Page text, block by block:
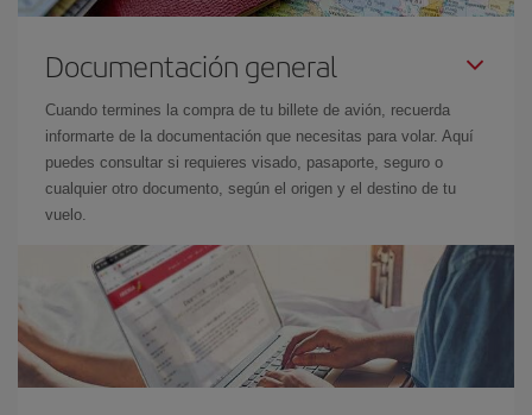
Documentación general
Cuando termines la compra de tu billete de avión, recuerda
informarte de la documentación que necesitas para volar. Aquí
puedes consultar si requieres visado, pasaporte, seguro o
cualquier otro documento, según el origen y el destino de tu
vuelo.